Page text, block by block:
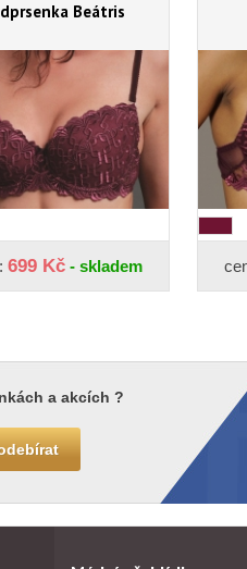
Beátris
699 Kč - skladem
a akcích ?